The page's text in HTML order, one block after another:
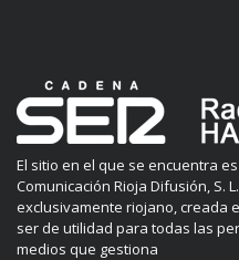
El sitio en el que se encuentra
Comunicación Rioja Difusión, S.
exclusivamente riojano, creada
ser de utilidad para todas las
medios que gestiona